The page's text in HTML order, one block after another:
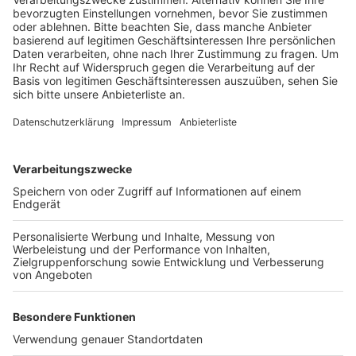
Veröffentlicht:Mittwoch, 20.05.2020 15:46
Anzeige
Ziel des Archivs ist es, den künftigen Generationen zu
archiviert werden, sondern auch Fotos und Videos.
Dabei setzt das Stadtarchiv auf die Hilfe der
Wesselinger: sie können beispielsweise Fotos von
geschlossen Geschäften, Aufrufe zur
Nachbarschaftshilfe oder Schaufenster-Aushänge
schicken.